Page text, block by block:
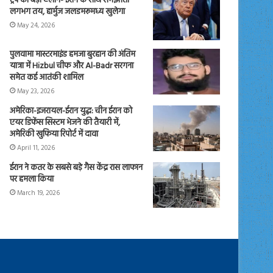
लगभग तय, हार्मुज जलडमरूमध्य खुलेगा
May 24, 2026
पुलवामा मास्टरमाइंड हमजा बुरहान की अंतिम
यात्रा में Hizbul चीफ और Al-Badr सरगना
समेत कई आतंकी शामिल
May 23, 2026
अमेरिका-इजरायल-ईरान युद्ध: चीन ईरान को
एयर डिफेंस सिस्टम भेजने की तैयारी में,
अमेरिकी खुफिया रिपोर्ट में दावा
April 11, 2026
ईरान ने कतर के सबसे बड़े गैस केंद्र रास लाफान
पर हमला किया
March 19, 2026